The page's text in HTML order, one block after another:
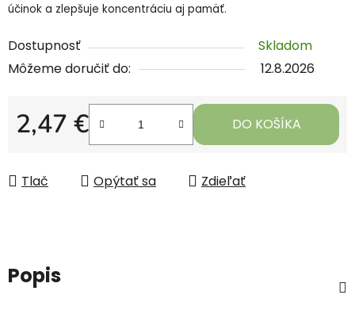
účinok a zlepšuje koncentráciu aj pamäť.
Dostupnosť
Skladom
Môžeme doručiť do:
12.8.2026
2,47 €
Jednotková cena:
DO KOŠÍKA
Tlač Opýtať sa Zdieľať
Popis